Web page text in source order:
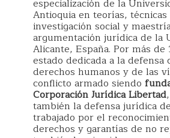
especialización de la
Antioquia en teorías,
investigación social y
argumentación jurídica de la
Alicante, España. Por más de
estado dedicada a la defensa
derechos humanos y de las
conflicto armado siendo
Corporación Jurídica Libertad
también la defensa jurídica
trabajado por el
derechos y garantías de no